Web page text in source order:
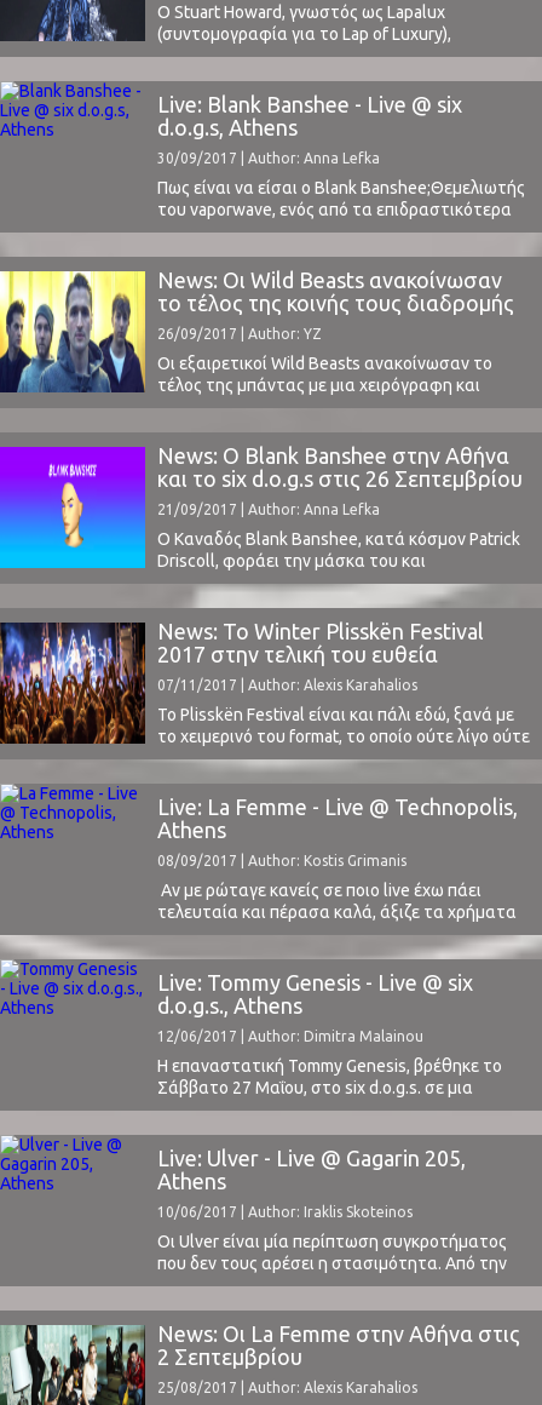
O Stuart Howard, γνωστός ως Lapalux
(συντομογραφία για το Lap of Luxury),
επισκέπτεται την Αθήνα για μία συναυλία στο 6
d.o.g.s. στις 6 Οκτωβρίου.Ο παραγωγός από το
Essex κυκλοφόρησε φέτος το τρίτο του LP με
τον τίτλο "Ruinism", αποσπώντας και πάλι
εγκωμιαστικές κριτικές. Στο "Ruinism" ο Lapalux
στρέφεται προς ένα ...
Live: Blank Banshee - Live @ six
d.o.g.s, Athens
30/09/2017 | Author: Anna Lefka
Πως είναι να είσαι ο Blank Banshee;Θεμελιωτής
του vaporwave, ενός από τα επιδραστικότερα
μουσικά genres αλλά και subcultures των
τελευταίων ετών, η κυκλοφορία του πρώτου
του album όρισε εκ νέου το είδος που
εκπροσωπεί, εγκαινιάζοντας ταυτόχρονα ένα
νέο genre, το vaportrap.Οπότε, γιατί
εξαφανίζεσαι για τρία χρόνια μετά την
κυκλοφορία του ...
News: Οι Wild Beasts ανακοίνωσαν
το τέλος της κοινής τους διαδρομής
26/09/2017 | Author: YZ
Οι εξαιρετικοί Wild Beasts ανακοίνωσαν το
τέλος της μπάντας με μια χειρόγραφη και
υπογεγραμμένη επιστολή με τον τύπο που τους
χαρακτηρίζει και σαν έθνος. Απ' ότι φαίνεται
απλά πλέον νιώθουν ότι δεν έχουν να δώσουν
σαν σύνολο κάτι περαιτέρω στη μουσική και
από την πλευρά μας πιστεύουμε ότι αυτό που
κάνουν ...
News: Ο Blank Banshee στην Αθήνα
και το six d.o.g.s στις 26 Σεπτεμβρίου
21/09/2017 | Author: Anna Lefka
Ο Καναδός Blank Banshee, κατά κόσμον Patrick
Driscoll, φοράει την μάσκα του και
επισκέπτεται για πρώτη φορά και την πιο
κατάλληλη στιγμή την Αθήνα, στις 26
Σεπτεμβρίου, για μία μοναδική εμφάνιση στο
six d.o.g.s., στα πλαίσια στα πλάισια της
περιοδείας του και ενόψει του Plisskën
Festival (διαβάστε για τα πρώτα ονόματα ...
News: Το Winter Plisskën Festival
2017 στην τελική του ευθεία
07/11/2017 | Author: Alexis Karahalios
Το Plisskën Festival είναι και πάλι εδώ, ξανά με
το χειμερινό του format, το οποίο ούτε λίγο ούτε
πολύ καταμετρά 42 μουσικά σχήματα και σόλο
καλλιτέχνες, οι οποίοι θα παρουσιάσουν τη
δουλειά τους στο Αθηναϊκό κοινό το διήμερο 1-
2 Δεκεμβρίου 2017.Έχοντας για ακόμα μια
καταξιωμένων, αλλά ...
Live: La Femme - Live @ Technopolis,
Athens
08/09/2017 | Author: Kostis Grimanis
Αν με ρώταγε κανείς σε ποιο live έχω πάει
τελευταία και πέρασα καλά, άξιζε τα χρήματα
που έδωσα από τη support μπάντα που άνοιγε
τη συναυλία μέχρι το encore των headliners και
την επικοινωνία τους με το κοινό θα έλεγα
αναμφισβήτητα τους La Femme. A! και μην
ξεχάσω φυσικά τη ...
Live: Tommy Genesis - Live @ six
d.o.g.s., Athens
12/06/2017 | Author: Dimitra Malainou
Η επαναστατική Tommy Genesis, βρέθηκε το
Σάββατο 27 Μαΐου, στο six d.o.g.s. σε μια
παραγωγή της plisskenlab του Plisskën Festival
για να μας δώσει μια γερή δόση από αυτό που η
ίδια αποκαλεί «φετιχιστικό ραπ».Γεννημένη στο
Βανκούβερ του Καναδά με σουηδική και Ταμίλ
αναπόφευκτα τραβά ...
Live: Ulver - Live @ Gagarin 205,
Athens
10/06/2017 | Author: Iraklis Skoteinos
Οι Ulver είναι μία περίπτωση συγκροτήματος
που δεν τους αρέσει η στασιμότητα. Από την
ίδρυσή τους, το 1993, έχουν κάνει τουλάχιστον
τρεις μεγάλες μεταστροφές στον ήχο τους.
Αυτό έχει ως αποτέλεσμα να είναι αρκετά
δύσκολο να έχουν φανατικούς οπαδούς που να
τους ακολουθούν πιστά σε όλη τη μουσική τους
καριέρα, ...
News: Οι La Femme στην Αθήνα στις
2 Σεπτεμβρίου
25/08/2017 | Author: Alexis Karahalios